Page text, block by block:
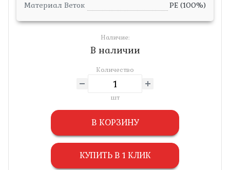
Материал Веток
PE (100%)
Наличие:
В наличии
Количество
шт
В КОРЗИНУ
КУПИТЬ В 1 КЛИК